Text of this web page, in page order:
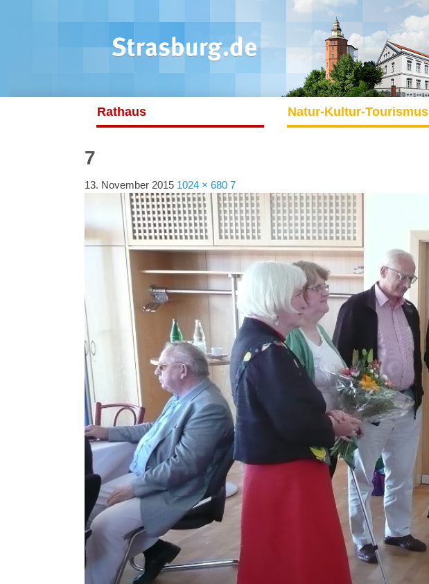
Rathaus Natur-Kultur-Tourismus
7
13. November 2015 1024 × 680 7